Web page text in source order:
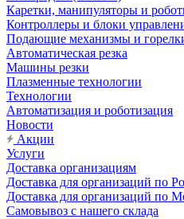
Каретки, манипуляторы и
Контроллеры и блоки
Подающие механизмы и
Автоматическая резка
Машины резки
Плазменные технологии
Технологии
Автоматизация и роботизация
Новости
Акции
Услуги
Доставка организациям
Доставка для организаций по
Доставка для организаций по
Самовывоз с нашего склада